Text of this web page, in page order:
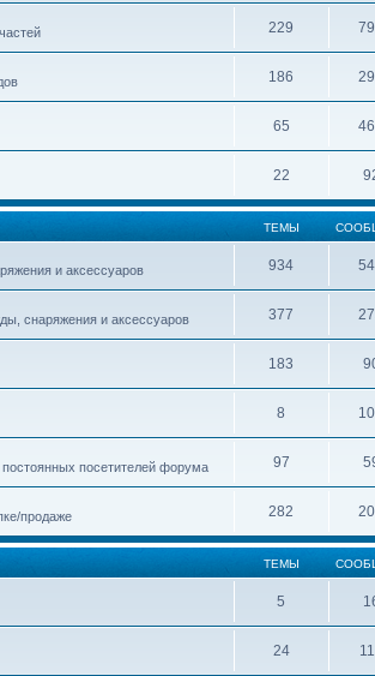
229
186
65
22
ТЕМЫ
и аксессуаров 934
снаряжения и аксессуаров 377
183
8
посетителей форума 97
продаже 282
ТЕМЫ
5
24